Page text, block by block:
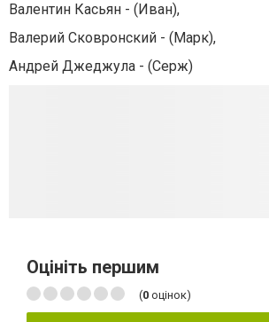
Валентин Касьян - (Иван),
Валерий Сковронский - (Марк),
Андрей Джеджула - (Серж)
Оцініть першим
(0 оцінок)